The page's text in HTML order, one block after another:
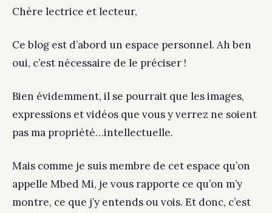
Chère lectrice et lecteur,
Ce blog est d’abord un espace personnel. Ah ben
oui, c’est nécessaire de le préciser !
Bien évidemment, il se pourrait que les images,
expressions et vidéos que vous y verrez ne soient
pas ma propriété…intellectuelle.
Mais comme je suis membre de cet espace qu’on
appelle Mbed Mi, je vous rapporte ce qu’on m’y
montre, ce que j’y entends ou vois. Et donc, c’est